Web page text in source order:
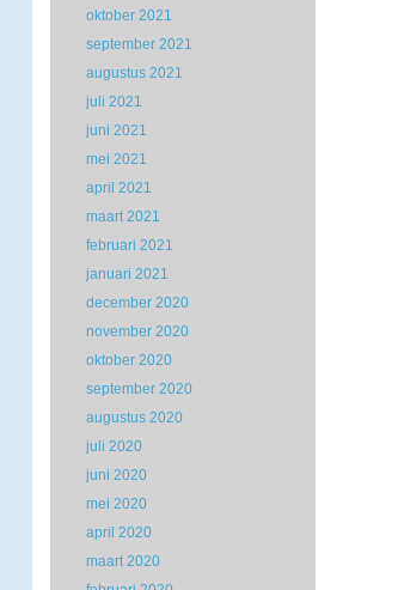
oktober 2021
september 2021
augustus 2021
juli 2021
juni 2021
mei 2021
april 2021
maart 2021
februari 2021
januari 2021
december 2020
november 2020
oktober 2020
september 2020
augustus 2020
juli 2020
juni 2020
mei 2020
april 2020
maart 2020